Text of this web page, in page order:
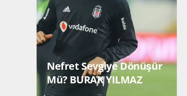
Nefret Sevgiye Dönüşür
Mü? BURAK YILMAZ